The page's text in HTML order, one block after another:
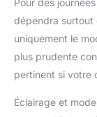
Pour des
dépendra surtout
uniquement le
plus prudente
pertinent si votre
Éclairage et